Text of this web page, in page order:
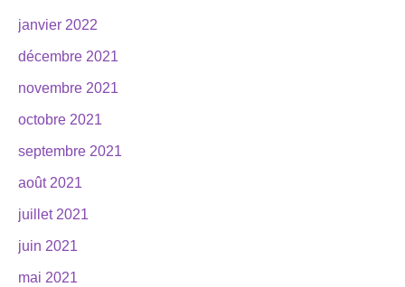
janvier 2022
décembre 2021
novembre 2021
octobre 2021
septembre 2021
août 2021
juillet 2021
juin 2021
mai 2021